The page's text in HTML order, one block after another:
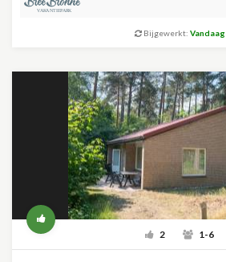
Bijgewerkt: Vandaag
2 1-6